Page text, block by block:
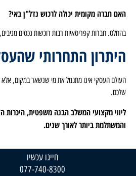
האם חברה מקומית יכולה לרכוש נדל"ן באי?
בהחלט. חברות קפריסאיות רבות רוכשות נכסים
היתרון התחרותי
העולם העסקי אינו מתגמל את מי שנשאר במקום, אלא
שלכם.
ליווי מקצועי המשלב הבנה משפטית, היכרות
והמשתלמת ביותר לאורך שנים.
חייגו עכשיו
077-740-8300